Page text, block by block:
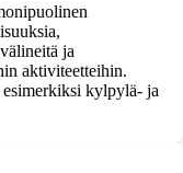
ja
aktiviteetteihin.
kylpylä- ja